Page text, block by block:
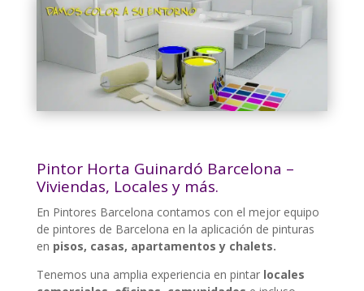
Pintor Horta Guinardó Barcelona –
Viviendas, Locales y más.
En Pintores Barcelona contamos con el mejor equipo
de pintores de Barcelona en la aplicación de pinturas
en pisos, casas, apartamentos y chalets.
Tenemos una amplia experiencia en pintar locales